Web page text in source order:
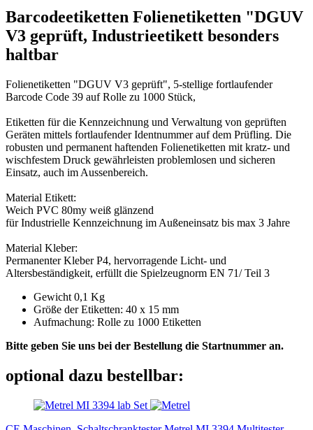
Barcodeetiketten Folienetiketten "DGUV
V3 geprüft, Industrieetikett besonders
haltbar
Folienetiketten "DGUV V3 geprüft", 5-stellige fortlaufender
Barcode Code 39 auf Rolle zu 1000 Stück,
Etiketten für die Kennzeichnung und Verwaltung von geprüften
Geräten mittels fortlaufender Identnummer auf dem Prüfling. Die
robusten und permanent haftenden Folienetiketten mit kratz- und
wischfestem Druck gewährleisten problemlosen und sicheren
Einsatz, auch im Aussenbereich.
Material Etikett:
Weich PVC 80my weiß glänzend
für Industrielle Kennzeichnung im Außeneinsatz bis max 3 Jahre
Material Kleber:
Permanenter Kleber P4, hervorragende Licht- und
Altersbeständigkeit, erfüllt die Spielzeugnorm EN 71/ Teil 3
Gewicht 0,1 Kg
Größe der Etiketten: 40 x 15 mm
Aufmachung: Rolle zu 1000 Etiketten
Bitte geben Sie uns bei der Bestellung die Startnummer an.
optional dazu bestellbar: